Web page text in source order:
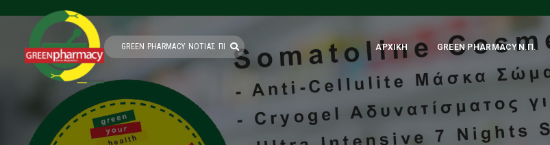
ΑΡΧΙΚΉ GREEN PHARMACY Ν.Π.